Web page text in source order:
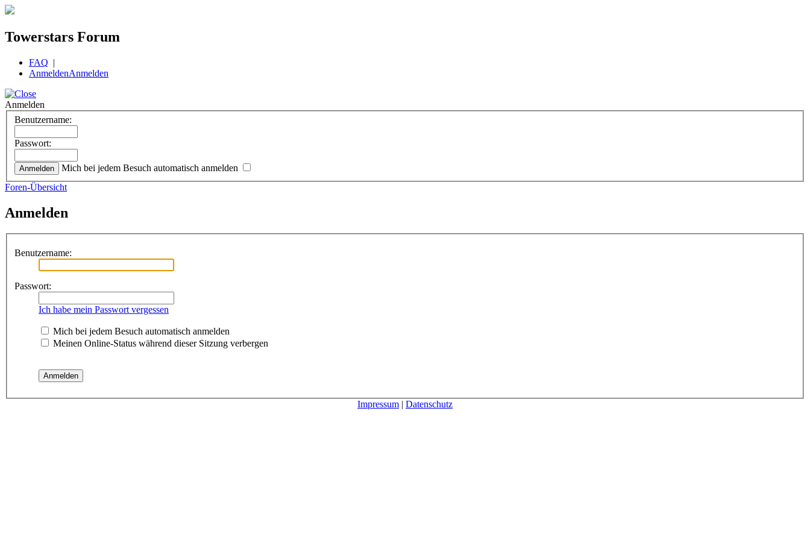
Towerstars Forum
FAQ |
AnmeldenAnmelden
Anmelden
Benutzername:
Passwort:
Mich bei jedem Besuch automatisch anmelden
Foren-Übersicht
Anmelden
Benutzername:
Passwort:
Ich habe mein Passwort vergessen
Mich bei jedem Besuch automatisch anmelden
Meinen Online-Status während dieser Sitzung verbergen
Impressum | Datenschutz